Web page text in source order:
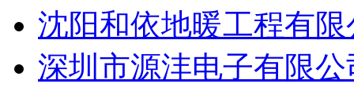
沈阳和依地暖工程有限
深圳市源沣电子有限公